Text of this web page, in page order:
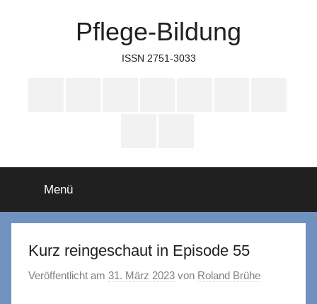
Pflege-Bildung
ISSN 2751-3033
Menü
Kurz reingeschaut in Episode 55
Veröffentlicht am 31. März 2023 von Roland Brühe